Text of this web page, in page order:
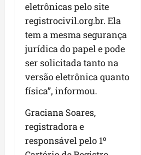
eletrônicas pelo site
registrocivil.org.br. Ela
tem a mesma segurança
jurídica do papel e pode
ser solicitada tanto na
versão eletrônica quanto
física”, informou.
Graciana Soares,
registradora e
responsável pelo 1º